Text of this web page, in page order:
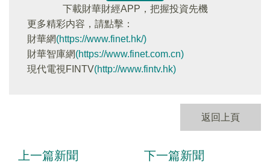
下載財華財經APP，把握投資先機
更多精彩内容，請點擊：
財華網(https://www.finet.hk/)
財華智庫網(https://www.finet.com.cn)
現代電視FINTV(http://www.fintv.hk)
返回上頁
上一篇新聞 下一篇新聞